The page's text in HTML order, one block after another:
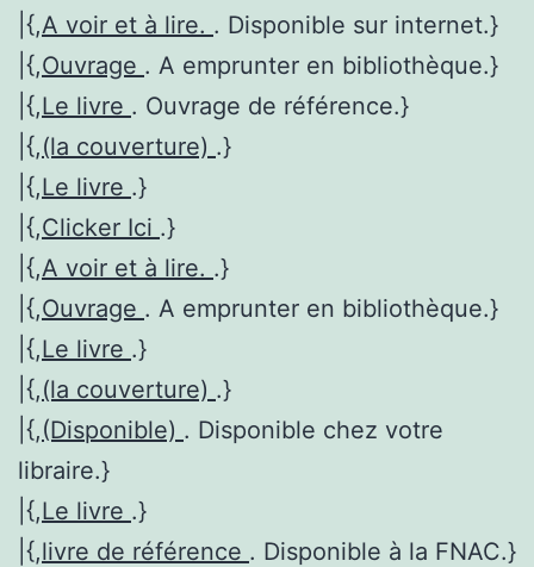
|{,A voir et à lire. . Disponible sur internet.}
|{,Ouvrage . A emprunter en bibliothèque.}
|{,Le livre . Ouvrage de référence.}
|{,(la couverture) .}
|{,Le livre .}
|{,Clicker Ici .}
|{,A voir et à lire. .}
|{,Ouvrage . A emprunter en bibliothèque.}
|{,Le livre .}
|{,(la couverture) .}
|{,(Disponible) . Disponible chez votre
libraire.}
|{,Le livre .}
|{,livre de référence . Disponible à la FNAC.}